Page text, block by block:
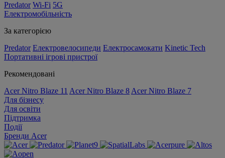
Predator Wi-Fi 5G
Електромобільність
За категорією
Predator Електровелосипеди Електросамокати Kinetic Tech
Портативні ігрові пристрої
Рекомендовані
Acer Nitro Blaze 11 Acer Nitro Blaze 8 Acer Nitro Blaze 7
Для бізнесу
Для освіти
Підтримка
Події
Бренди Acer